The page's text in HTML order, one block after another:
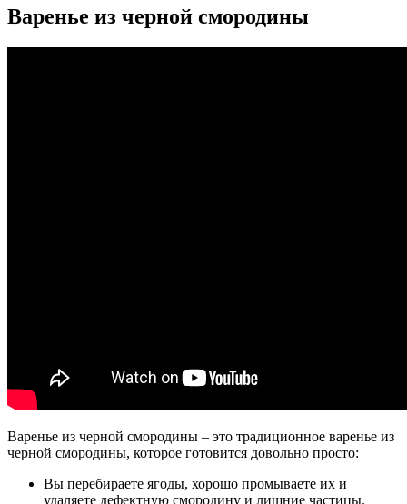
Варенье из черной смородины
Варенье из черной смородины – это традиционное варенье из
черной смородины, которое готовится довольно просто:
Вы перебираете ягоды, хорошо промываете их и
удаляете дефектную смородину и лишние частицы.